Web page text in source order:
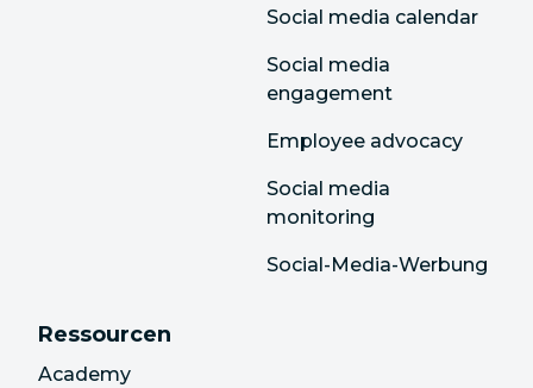
Social media calendar
Social media
engagement
Employee advocacy
Social media
monitoring
Social-Media-Werbung
Ressourcen
Academy